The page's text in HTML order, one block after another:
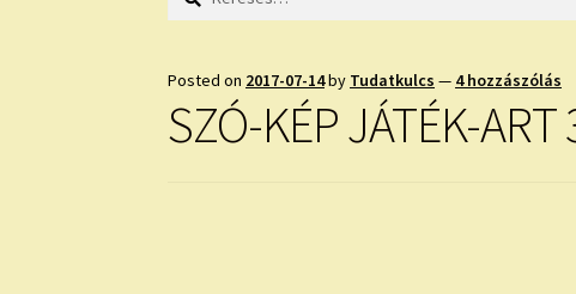
Posted on 2017-07-14by Tudatkulcs — 4 hozzászólás
SZÓ-KÉP JÁTÉK-ART